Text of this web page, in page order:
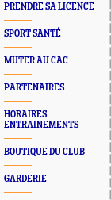
PRENDRE SA LICENCE
SPORT SANTÉ
MUTER AU CAC
PARTENAIRES
HORAIRES
ENTRAINEMENTS
BOUTIQUE DU CLUB
GARDERIE